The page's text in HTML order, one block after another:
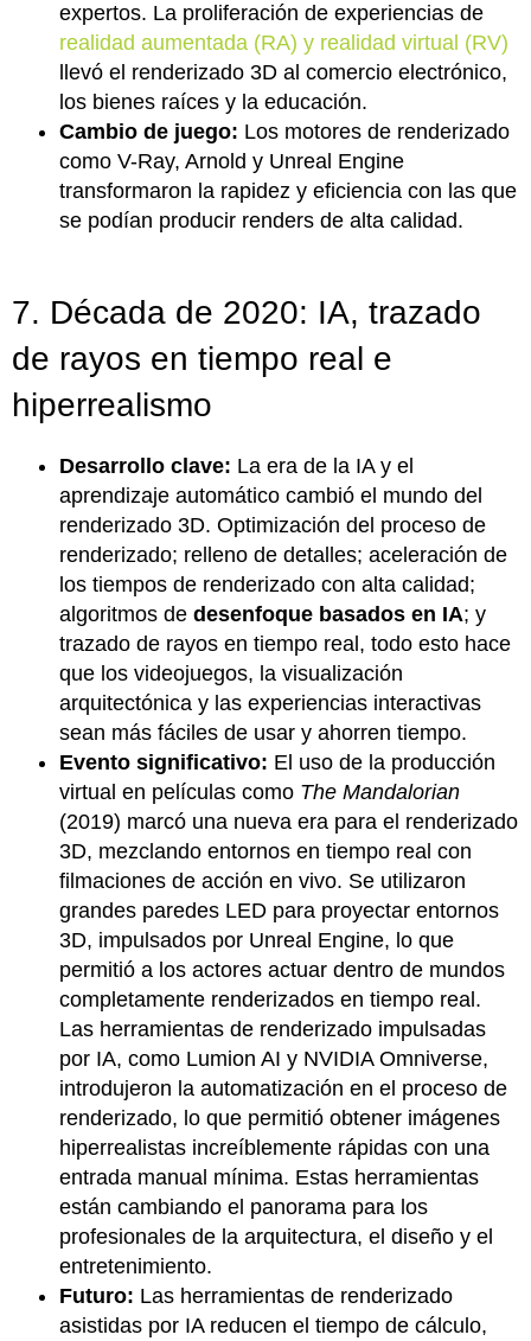
expertos. La proliferación de experiencias de
realidad aumentada (RA) y realidad virtual (RV)
llevó el renderizado 3D al comercio electrónico,
los bienes raíces y la educación.
Cambio de juego: Los motores de renderizado
como V-Ray, Arnold y Unreal Engine
transformaron la rapidez y eficiencia con las que
se podían producir renders de alta calidad.
7. Década de 2020: IA, trazado
de rayos en tiempo real e
hiperrealismo
Desarrollo clave: La era de la IA y el
aprendizaje automático cambió el mundo del
renderizado 3D. Optimización del proceso de
renderizado; relleno de detalles; aceleración de
los tiempos de renderizado con alta calidad;
algoritmos de desenfoque basados en IA; y
trazado de rayos en tiempo real, todo esto hace
que los videojuegos, la visualización
arquitectónica y las experiencias interactivas
sean más fáciles de usar y ahorren tiempo.
Evento significativo: El uso de la producción
virtual en películas como The Mandalorian
(2019) marcó una nueva era para el renderizado
3D, mezclando entornos en tiempo real con
filmaciones de acción en vivo. Se utilizaron
grandes paredes LED para proyectar entornos
3D, impulsados por Unreal Engine, lo que
permitió a los actores actuar dentro de mundos
completamente renderizados en tiempo real.
Las herramientas de renderizado impulsadas
por IA, como Lumion AI y NVIDIA Omniverse,
introdujeron la automatización en el proceso de
renderizado, lo que permitió obtener imágenes
hiperrealistas increíblemente rápidas con una
entrada manual mínima. Estas herramientas
están cambiando el panorama para los
profesionales de la arquitectura, el diseño y el
entretenimiento.
Futuro: Las herramientas de renderizado
asistidas por IA reducen el tiempo de cálculo,